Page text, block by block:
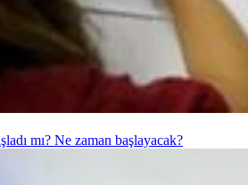
mı? Ne zaman başlayacak?